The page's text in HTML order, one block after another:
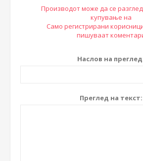
Производот може да се
купување на
Само регистрирани
пишуваат
Наслов на
Преглед на текст: